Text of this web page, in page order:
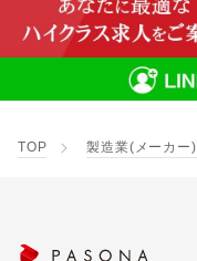
TOP 製造業(メーカー)